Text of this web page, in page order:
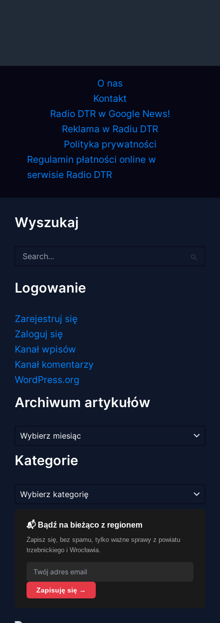
O nas
Kontakt
Radio DTR w Google News!
Reklama w Radiu DTR
Polityka prywatności
Regulamin płatności online w
serwisie Radio DTR
Wyszukaj
dla:
Logowanie
Zarejestruj się
Zaloguj się
Kanał wpisów
Kanał komentarzy
WordPress.org
Archiwum artykułów
artykułów
Kategorie
📬 Bądź na bieżąco z regionem
Zapisz się, bez spamu, tylko ważne sprawy z powiatu
trzebnickiego i Wrocławia.
Zapisuję się →